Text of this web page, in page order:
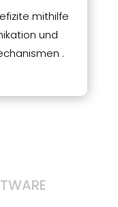
mithilfe
und
.